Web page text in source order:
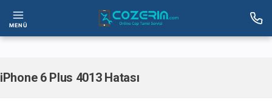
MENÜ
iPhone 6 Plus 4013 Hatası